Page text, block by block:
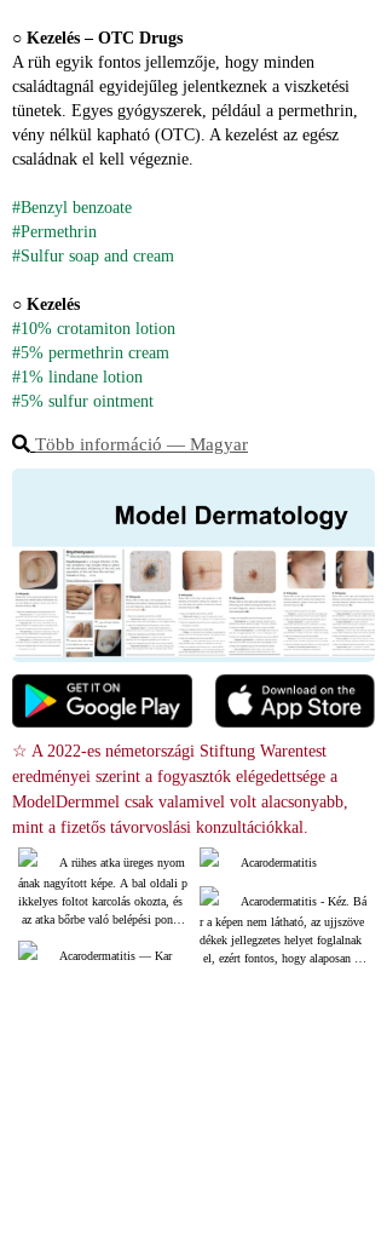
○ Kezelés – OTC Drugs
A rüh egyik fontos jellemzője, hogy minden
családtagnál egyidejűleg jelentkeznek a viszketési
tünetek. Egyes gyógyszerek, például a permethrin,
vény nélkül kapható (OTC). A kezelést az egész
családnak el kell végeznie.
#Benzyl benzoate
#Permethrin
#Sulfur soap and cream
○ Kezelés
#10% crotamiton lotion
#5% permethrin cream
#1% lindane lotion
#5% sulfur ointment
Több információ ― Magyar
☆ A 2022-es németországi Stiftung Warentest
eredményei szerint a fogyasztók elégedettsége a
ModelDermmel csak valamivel volt alacsonyabb,
mint a fizetős távorvoslási konzultációkkal.
A rühes atka üreges nyom
ának nagyított képe. A bal oldali p
ikkelyes foltot karcolás okozta, és
az atka bőrbe való belépési pontjá
an fúródott be.Acarodermatitis ― Kar
Acarodermatitis
Acarodermatitis - Kéz. Bá
r a képen nem látható, az ujjszöve
dékek jellegzetes helyet foglalnak
el, ezért fontos, hogy alaposan ell